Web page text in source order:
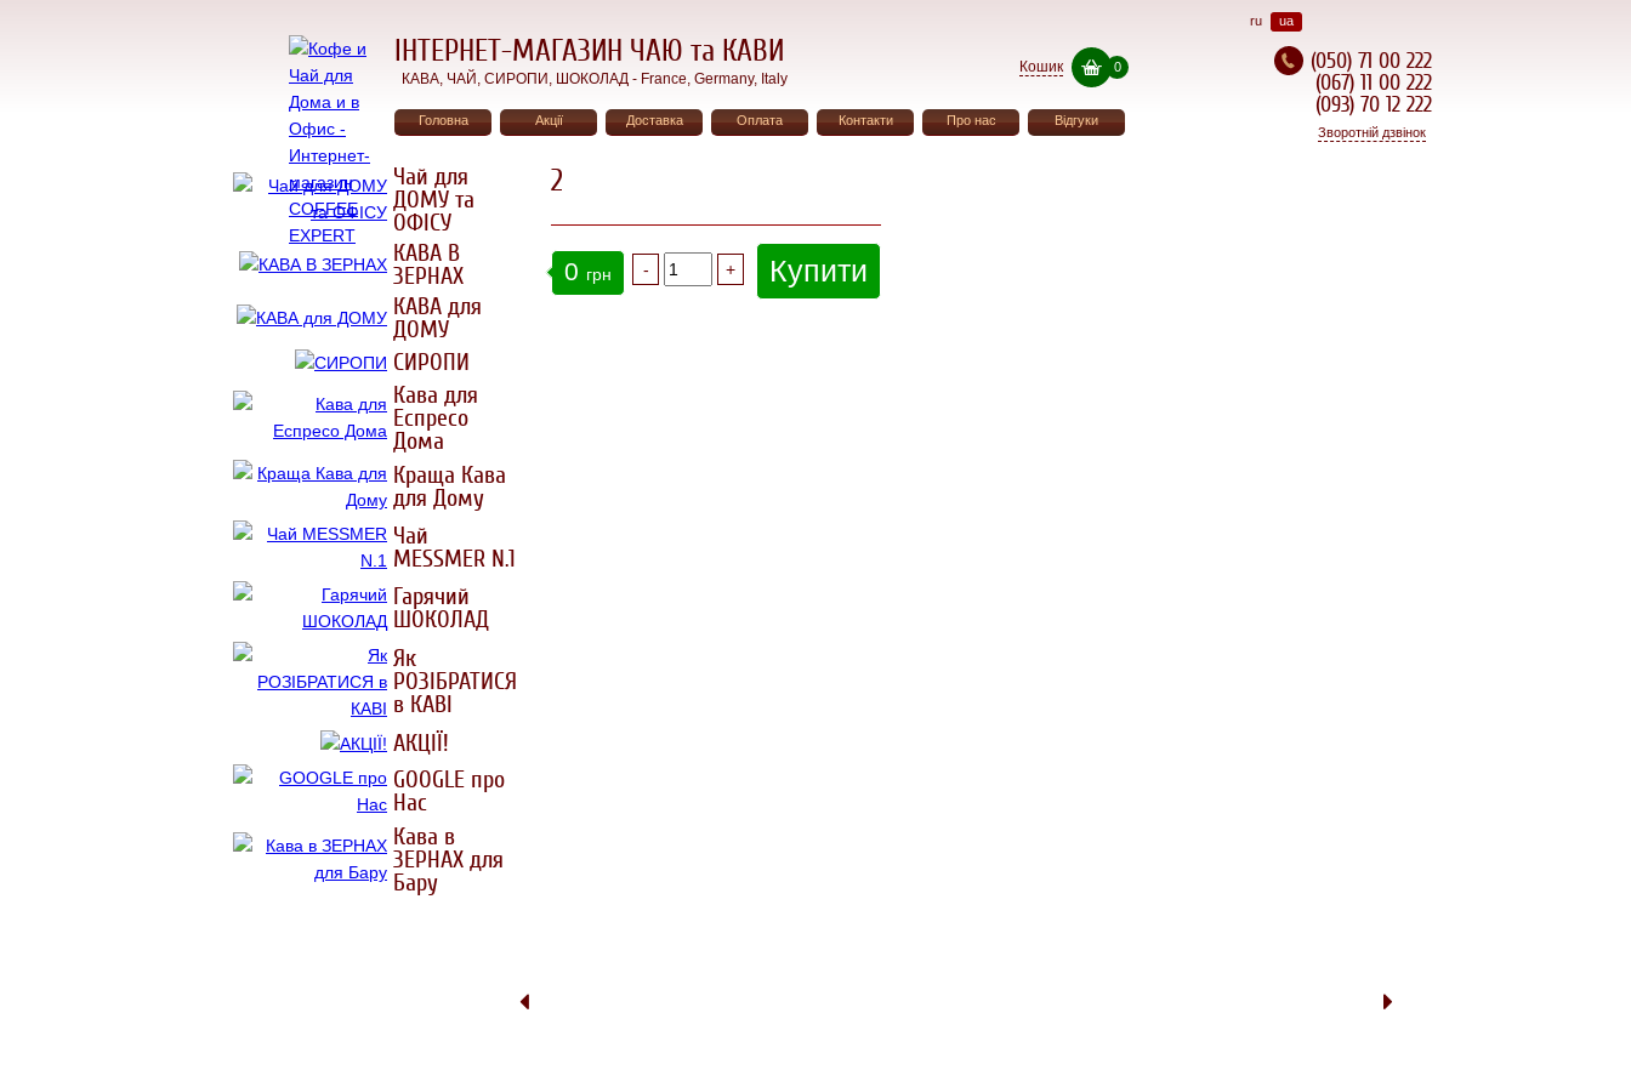
ІНТЕРНЕТ-МАГАЗИН ЧАЮ та КАВИ
КАВА, ЧАЙ, СИРОПИ, ШОКОЛАД - France, Germany, Italy
Кошик 0
Головна Акції Доставка Оплата Контакти Про нас Відгуки
ru ua
(050) 71 00 222
(067) 11 00 222
(093) 70 12 222
Зворотнiй дзвінок
Чай для
ДОМУ та
ОФIСУ
КАВА В
ЗЕРНАХ
КАВА для
ДОМУ
СИРОПИ
Кава для
Еспресо
Дома
Краща Кава
для Дому
Чай
MESSMER N.1
Гарячий
ШОКОЛАД
Як
РОЗIБРАТИСЯ
в КАВI
АКЦІЇ!
GOOGLE про
Нас
Кава в
ЗЕРНАХ для
Бару
2
0 грн Купити